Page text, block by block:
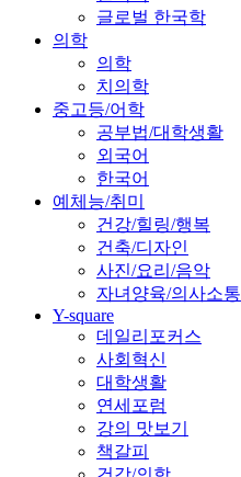
글로벌 한국학
의학
의학
치의학
중고등/어학
공부법/대학생활
외국어
한국어
예체능/취미
건강/힐링/행복
건축/디자인
사진/요리/음악
자녀양육/의사소통
Y-square
데일리포커스
사회혁신
대학생활
연세포럼
강의 맛보기
책갈피